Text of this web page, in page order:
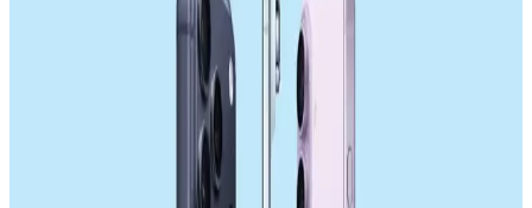
Samsung Galaxy S26 Ultra Batarya Kapasitesi ve
Enerji Verimliliği Üzerine Detaylı İnceleme
Samsung Galaxy S26 Ultra'nın 5000 mAh batarya kapaseti, enerji
verimliliği ve donanım optimizasyonları sayesinde tatmin edici
kullanım süresi sunuyor. Uluslararası düzenlemeler ve tasarım
kısıtlamaları batarya kapasitesini sınırlıyor.
Sony'nin Akıllı Telefon Pazarındaki Konumu ve